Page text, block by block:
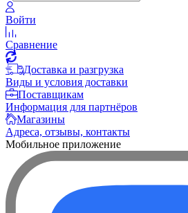
Войти
Сравнение
Доставка и разгрузка
Виды и условия доставки
Поставщикам
Информация для партнёров
Магазины
Адреса, отзывы, контакты
Мобильное приложение